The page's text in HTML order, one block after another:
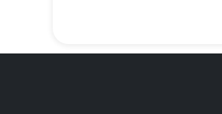
bouche bée sur un